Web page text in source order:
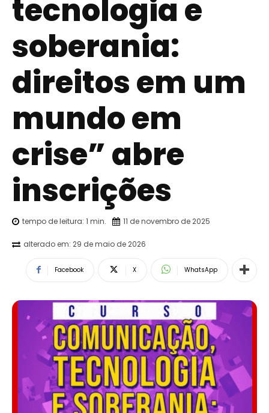
tecnologia e
soberania:
direitos em um
mundo em
crise” abre
inscrições
tempo de leitura: 1 min. 11 de novembro de 2025
alterado em: 29 de maio de 2026
Facebook X WhatsApp